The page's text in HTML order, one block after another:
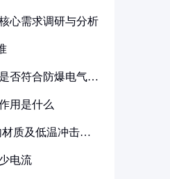
心需求调研与分析
否符合防爆电气设
用是什么
质及低温冲击要
电流